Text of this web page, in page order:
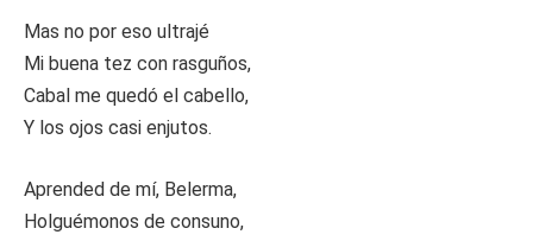
Mas no por eso ultrajé
Mi buena tez con rasguños,
Cabal me quedó el cabello,
Y los ojos casi enjutos.
Aprended de mí, Belerma,
Holguémonos de consuno,